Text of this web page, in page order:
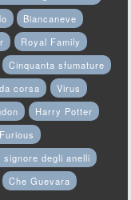
Biancaneve
Royal Family
Cinquanta sfumature
corsa
Virus
Harry Potter
signore degli anelli
Che Guevara